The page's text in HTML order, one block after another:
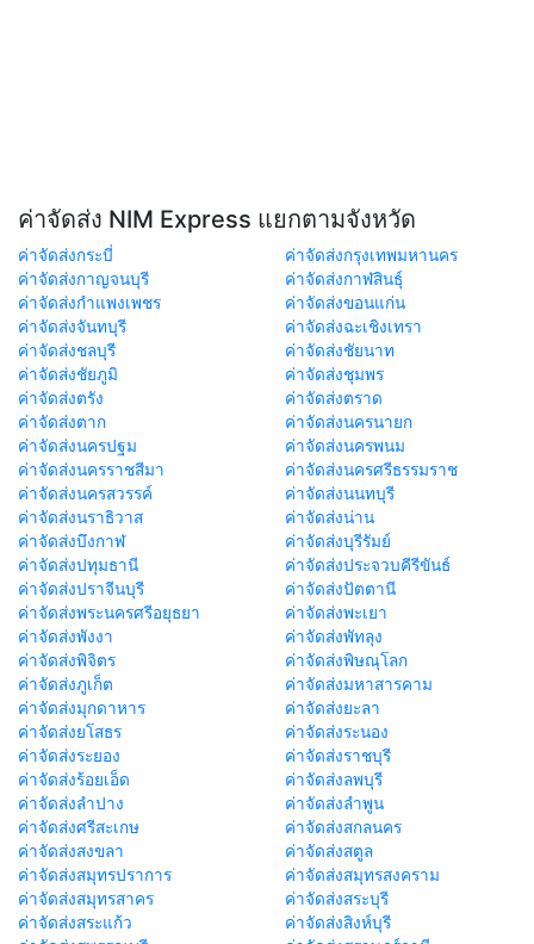
ค่าจัดส่ง NIM Express แยกตามจังหวัด
ค่าจัดส่งกระบี่
ค่าจัดส่งกรุงเทพมหานคร
ค่าจัดส่งกาญจนบุรี
ค่าจัดส่งกาฬสินธุ์
ค่าจัดส่งกำแพงเพชร
ค่าจัดส่งขอนแก่น
ค่าจัดส่งจันทบุรี
ค่าจัดส่งฉะเชิงเทรา
ค่าจัดส่งชลบุรี
ค่าจัดส่งชัยนาท
ค่าจัดส่งชัยภูมิ
ค่าจัดส่งชุมพร
ค่าจัดส่งตรัง
ค่าจัดส่งตราด
ค่าจัดส่งตาก
ค่าจัดส่งนครนายก
ค่าจัดส่งนครปฐม
ค่าจัดส่งนครพนม
ค่าจัดส่งนครราชสีมา
ค่าจัดส่งนครศรีธรรมราช
ค่าจัดส่งนครสวรรค์
ค่าจัดส่งนนทบุรี
ค่าจัดส่งนราธิวาส
ค่าจัดส่งน่าน
ค่าจัดส่งบึงกาฬ
ค่าจัดส่งบุรีรัมย์
ค่าจัดส่งปทุมธานี
ค่าจัดส่งประจวบคีรีขันธ์
ค่าจัดส่งปราจีนบุรี
ค่าจัดส่งปัตตานี
ค่าจัดส่งพระนครศรีอยุธยา
ค่าจัดส่งพะเยา
ค่าจัดส่งพังงา
ค่าจัดส่งพัทลุง
ค่าจัดส่งพิจิตร
ค่าจัดส่งพิษณุโลก
ค่าจัดส่งภูเก็ต
ค่าจัดส่งมหาสารคาม
ค่าจัดส่งมุกดาหาร
ค่าจัดส่งยะลา
ค่าจัดส่งยโสธร
ค่าจัดส่งระนอง
ค่าจัดส่งระยอง
ค่าจัดส่งราชบุรี
ค่าจัดส่งร้อยเอ็ด
ค่าจัดส่งลพบุรี
ค่าจัดส่งลำปาง
ค่าจัดส่งลำพูน
ค่าจัดส่งศรีสะเกษ
ค่าจัดส่งสกลนคร
ค่าจัดส่งสงขลา
ค่าจัดส่งสตูล
ค่าจัดส่งสมุทรปราการ
ค่าจัดส่งสมุทรสงคราม
ค่าจัดส่งสมุทรสาคร
ค่าจัดส่งสระบุรี
ค่าจัดส่งสระแก้ว
ค่าจัดส่งสิงห์บุรี